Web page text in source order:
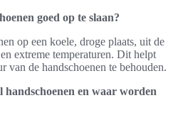
goed op te slaan?
op een koele, droge plaats, uit de
extreme temperaturen. Dit helpt
van de handschoenen te behouden.
en waar worden